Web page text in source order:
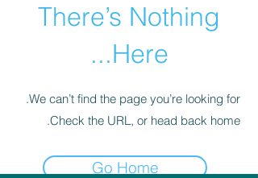
There’s Nothing
Here...
We can’t find the page you’re looking for.
Check the URL, or head back home.
Go Home